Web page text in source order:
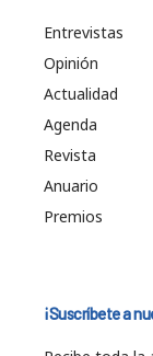
Entrevistas
Opinión
Actualidad
Agenda
Revista
Anuario
Premios
¡Suscríbete a